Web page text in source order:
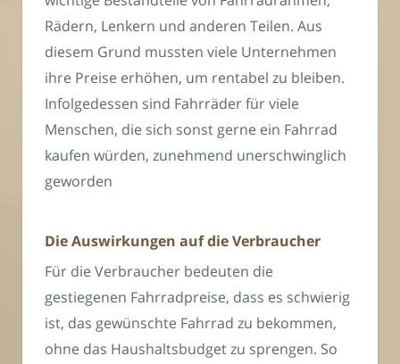
Rädern, Lenkern und anderen Teilen. Aus
diesem Grund mussten viele Unternehmen
ihre Preise erhöhen, um rentabel zu bleiben.
Infolgedessen sind Fahrräder für viele
Menschen, die sich sonst gerne ein Fahrrad
kaufen würden, zunehmend unerschwinglich
geworden
Die Auswirkungen auf die Verbraucher
Für die Verbraucher bedeuten die
gestiegenen Fahrradpreise, dass es schwierig
ist, das gewünschte Fahrrad zu bekommen,
ohne das Haushaltsbudget zu sprengen. So